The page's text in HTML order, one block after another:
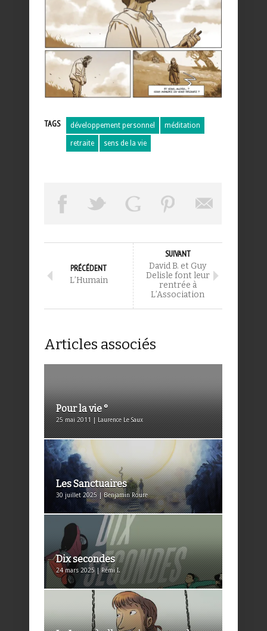
TAGS développement personnel méditation
retraite sens de la vie
PRÉCÉDENT
L’Humain
SUIVANT
David B. et Guy
Delisle font leur
rentrée à
L’Association
Articles associés
Pour la vie °
25 mai 2011 | Laurence Le Saux
Les Sanctuaires
30 juillet 2025 | Benjamin Roure
Dix secondes
24 mars 2025 | Rémi I.